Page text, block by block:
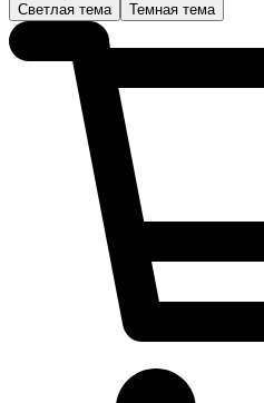
Светлая тема Темная тема